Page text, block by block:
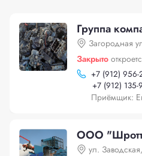
Группа
Загородная
Закрыто
+7 (912) 956-
+7 (912) 135-
Приёмщик:
ООО
ул.